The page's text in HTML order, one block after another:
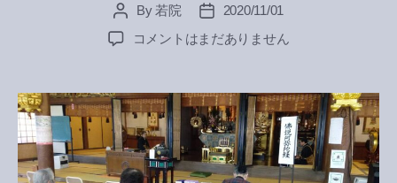
Post
author
By若院
Post
date
2020/11/01
永
法
座
へ
の
コメントはまだありません